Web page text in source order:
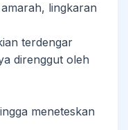
lingkaran
terdengar
direnggut oleh
meneteskan